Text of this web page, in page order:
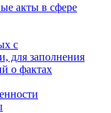
акты в сфере
с
для заполнения
о фактах